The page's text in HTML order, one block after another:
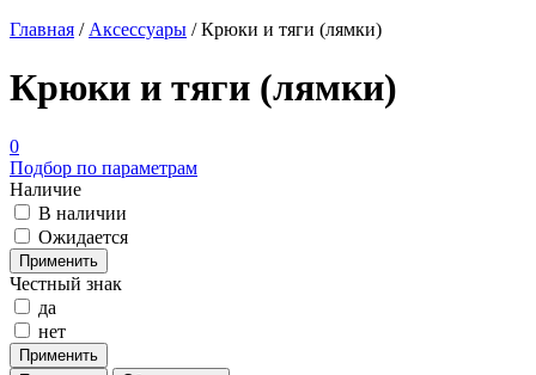
Главная / Аксессуары /Крюки и тяги (лямки)
Крюки и тяги (лямки)
0
Подбор по параметрам
Наличие
В наличии
Ожидается
Честный знак
да
нет